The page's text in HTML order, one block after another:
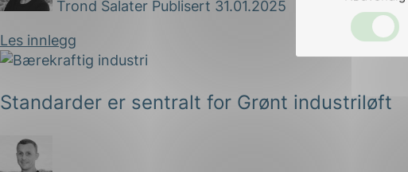
Trond Salater Publisert 31.01.2025
Les innlegg
Standarder er sentralt for Grønt industriløft